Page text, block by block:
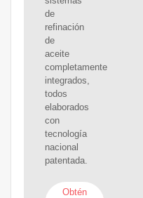
de
refinación
de
aceite
completamente
integrados,
todos
elaborados
con
tecnología
nacional
patentada.
Obtén